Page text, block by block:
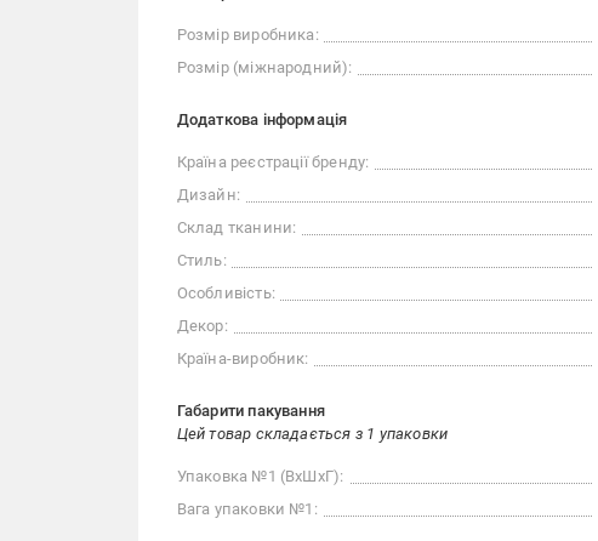
Розмір виробника:
Розмір (міжнародний):
Додаткова інформація
Країна реєстрації бренду:
Дизайн:
Склад тканини:
Стиль:
Особливість:
Декор:
Країна-виробник:
Габарити пакування
Цей товар складається з 1 упаковки
Упаковка №1 (ВхШхГ):
Вага упаковки №1: